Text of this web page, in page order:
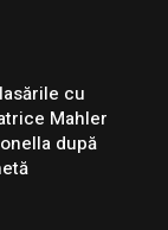
cu
Mahler
după